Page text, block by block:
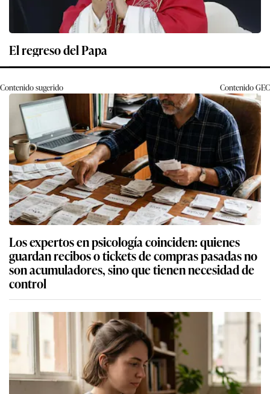
El regreso del Papa
Contenido sugerido ContenidoGEC
Los expertos en psicología coinciden: quienes
guardan recibos o tickets de compras pasadas no
son acumuladores, sino que tienen necesidad de
control